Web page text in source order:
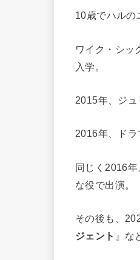
10歳でハルの
ワイク・シッ
入学。
2015年、ジュ
2016年、ドラ
同じく2016
な役で出演。
その後も、
ジェント 』な